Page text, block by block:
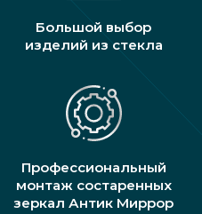
Большой выбор
изделий из стекла
Профессиональный
монтаж состаренных
зеркал Антик Миррор